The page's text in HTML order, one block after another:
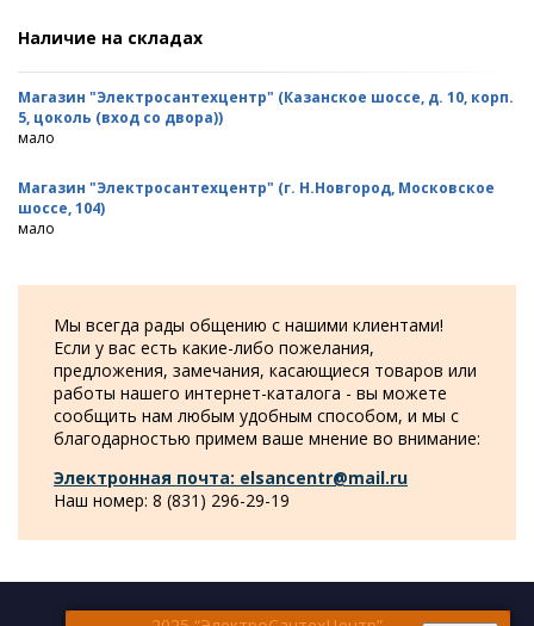
Наличие на складах
Магазин "Электросантехцентр" (Казанское шоссе, д. 10, корп.
5, цоколь (вход со двора))
мало
Магазин "Электросантехцентр" (г. Н.Новгород, Московское
шоссе, 104)
мало
Мы всегда рады общению с нашими клиентами!
Если у вас есть какие-либо пожелания,
предложения, замечания, касающиеся товаров или
работы нашего интернет-каталога - вы можете
сообщить нам любым удобным способом, и мы с
благодарностью примем ваше мнение во внимание:
Электронная почта: elsancentr@mail.ru
Наш номер: 8 (831) 296-29-19